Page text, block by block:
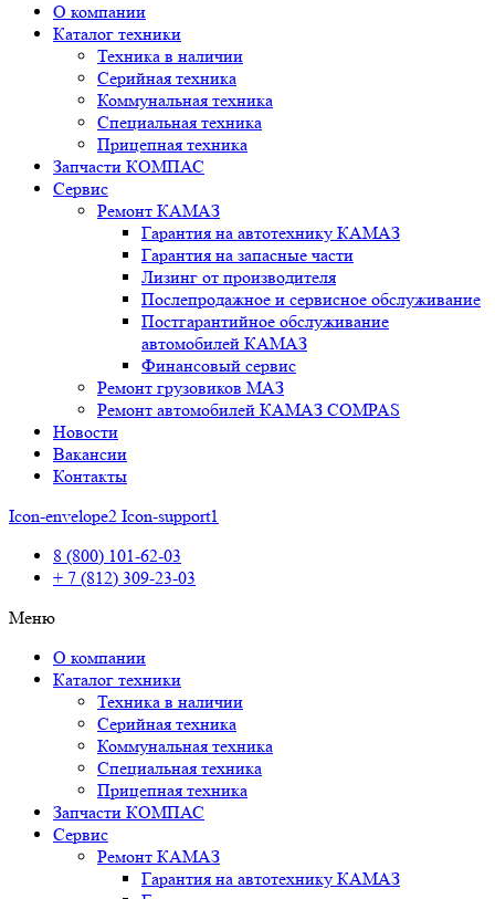
О компании
Каталог техники
Техника в наличии
Серийная техника
Коммунальная техника
Специальная техника
Прицепная техника
Запчасти КОМПАС
Сервис
Ремонт КАМАЗ
Гарантия на автотехнику КАМАЗ
Гарантия на запасные части
Лизинг от производителя
Послепродажное и сервисное обслуживание
Постгарантийное обслуживание
автомобилей КАМАЗ
Финансовый сервис
Ремонт грузовиков МАЗ
Ремонт автомобилей КАМАЗ COMPAS
Новости
Вакансии
Контакты
Icon-envelope2 Icon-support1
8 (800) 101-62-03
+ 7 (812) 309-23-03
Меню
О компании
Каталог техники
Техника в наличии
Серийная техника
Коммунальная техника
Специальная техника
Прицепная техника
Запчасти КОМПАС
Сервис
Ремонт КАМАЗ
Гарантия на автотехнику КАМАЗ